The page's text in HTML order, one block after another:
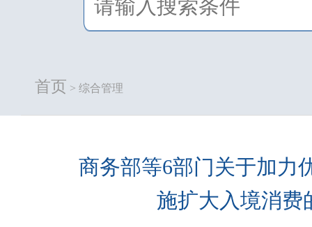
首页 > 综合管理
商务部等6部门关于加力
施扩大入境消费